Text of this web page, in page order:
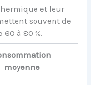
et leur
souvent de
à 80 %.
moyenne